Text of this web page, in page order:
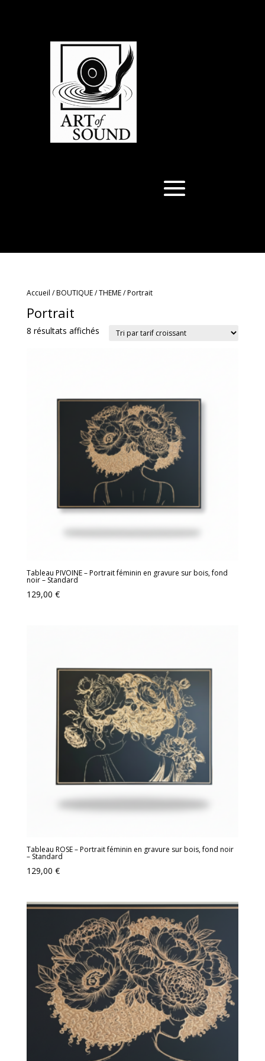
Accueil /BOUTIQUE/THEME/ Portrait
Portrait
8 résultats affichésTrié
Tableau PIVOINE – Portrait féminin en gravure sur bois, fond
noir – Standard
129,00 €
Tableau ROSE – Portrait féminin en gravure sur bois, fond noir
– Standard
129,00 €